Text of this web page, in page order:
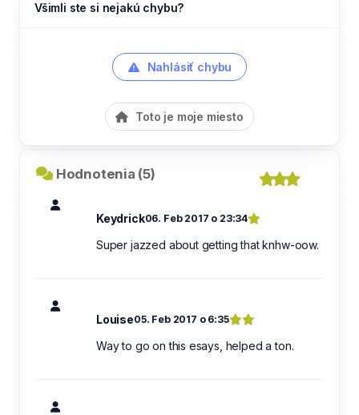
Všimli ste si nejakú chybu?
Nahlásiť chybu
Toto je moje miesto
Hodnotenia (5)
Keydrick06. Feb 2017 o 23:34
Super jazzed about getting that knhw-oow.
Louise05. Feb 2017 o 6:35
Way to go on this esays, helped a ton.